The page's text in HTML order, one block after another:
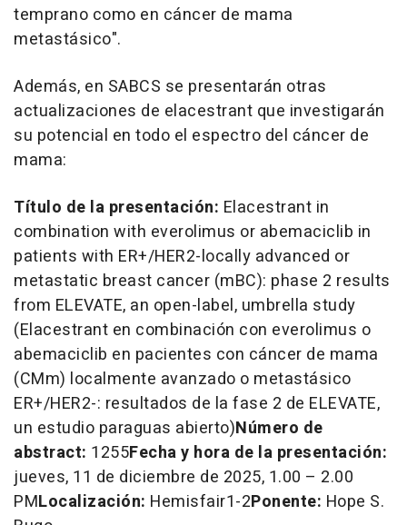
temprano como en cáncer de mama
metastásico".
Además, en SABCS se presentarán otras
actualizaciones de elacestrant que investigarán
su potencial en todo el espectro del cáncer de
mama:
Título de la presentación: Elacestrant in
combination with everolimus or abemaciclib in
patients with ER+/HER2-locally advanced or
metastatic breast cancer (mBC): phase 2 results
from ELEVATE, an open-label, umbrella study
(Elacestrant en combinación con everolimus o
abemaciclib en pacientes con cáncer de mama
(CMm) localmente avanzado o metastásico
ER+/HER2-: resultados de la fase 2 de ELEVATE,
un estudio paraguas abierto)Número de
abstract: 1255Fecha y hora de la presentación:
jueves, 11 de diciembre de 2025, 1.00 – 2.00
PMLocalización: Hemisfair1-2Ponente: Hope S.